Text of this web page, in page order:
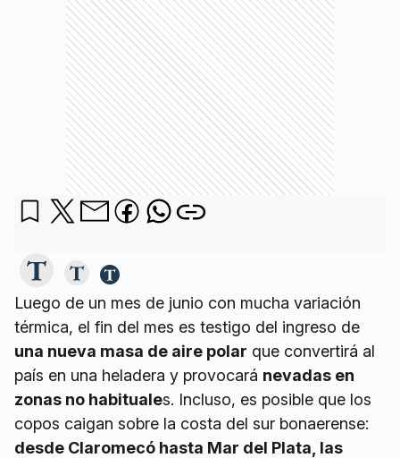
Luego de un mes de junio con mucha variación
térmica, el fin del mes es testigo del ingreso de
una nueva masa de aire polar que convertirá al
país en una heladera y provocará nevadas en
zonas no habituales. Incluso, es posible que los
copos caigan sobre la costa del sur bonaerense:
desde Claromecó hasta Mar del Plata, las